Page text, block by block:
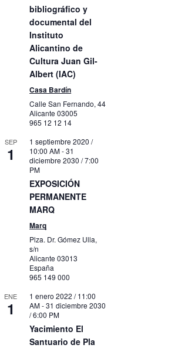
bibliográfico y
documental del
Instituto
Alicantino de
Cultura Juan Gil-
Albert (IAC)
Casa Bardín
Calle San Fernando, 44
Alicante03005
965 12 12 14
SEP
1
1 septiembre 2020 /
10:00 AM-31
diciembre 2030 / 7:00
PM
EXPOSICIÓN
PERMANENTE
MARQ
Marq
Plza. Dr. Gómez Ulla,
s/n
Alicante03013
España
965 149 000
ENE
1
1 enero 2022 / 11:00
AM-31 diciembre 2030
/ 6:00 PM
Yacimiento El
Santuario de Pla